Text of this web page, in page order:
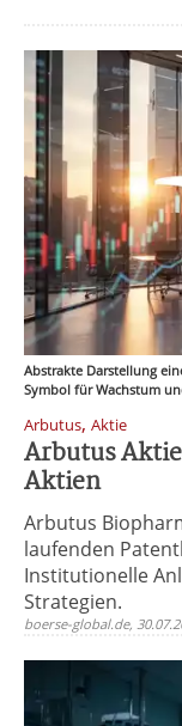
Abstrakte Darstellung
Symbol für Wachstum
Arbutus, Aktie
Arbutus
Aktien
Arbutus
laufenden
Institutionelle
Strategien.
boerse-global.de,